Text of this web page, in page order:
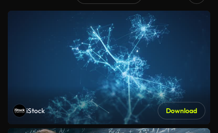
iStock Download